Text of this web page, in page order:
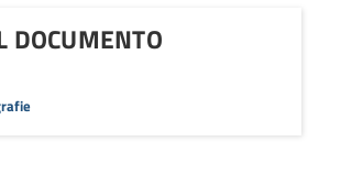
DOCUMENTO